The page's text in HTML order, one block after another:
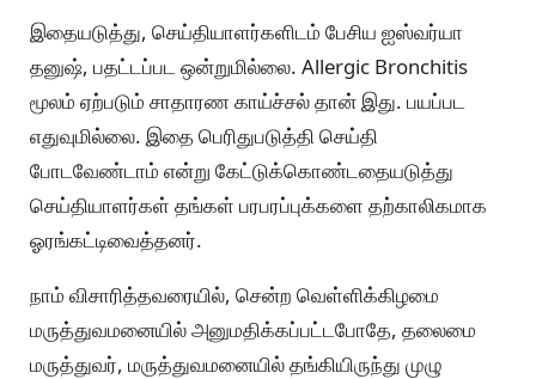
இதையடுத்து, செய்தியாளர்களிடம் பேசிய ஐஸ்வர்யா
தனுஷ், பதட்டப்பட ஒன்றுமில்லை. Allergic Bronchitis
மூலம் ஏற்படும் சாதாரண காய்ச்சல் தான் இது. பயப்பட
எதுவுமில்லை. இதை பெரிதுபடுத்தி செய்தி
போடவேண்டாம் என்று கேட்டுக்கொண்டதையடுத்து
செய்தியாளர்கள் தங்கள் பரபரப்புக்களை தற்காலிகமாக
ஓரங்கட்டிவைத்தனர்.
நாம் விசாரித்தவரையில், சென்ற வெள்ளிக்கிழமை
மருத்துவமனையில் அனுமதிக்கப்பட்டபோதே, தலைமை
மருத்துவர், மருத்துவமனையில் தங்கியிருந்து முழு